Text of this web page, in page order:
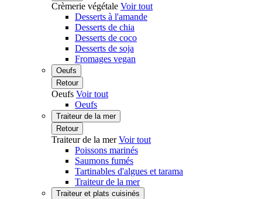
Crèmerie végétale Voir tout
Desserts à l'amande
Desserts de chia
Desserts de coco
Desserts de soja
Fromages vegan
Oeufs
Retour
Oeufs Voir tout
Oeufs
Traiteur de la mer
Retour
Traiteur de la merVoir tout
Poissons marinés
Saumons fumés
Tartinables d'algues et tarama
Traiteur de la mer
Traiteur et plats cuisinés